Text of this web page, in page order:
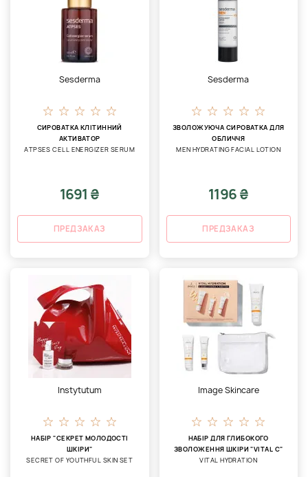
Sesderma
СИРОВАТКА КЛІТИННИЙ
АКТИВАТОР
ATPSES CELL ENERGIZER SERUM
1691 ₴
ПРЕДЗАКАЗ
Sesderma
ЗВОЛОЖУЮЧА СИРОВАТКА ДЛЯ
ОБЛИЧЧЯ
MEN HYDRATING FACIAL LOTION
1196 ₴
ПРЕДЗАКАЗ
Instytutum
НАБІР "СЕКРЕТ МОЛОДОСТІ
ШКІРИ"
SECRET OF YOUTHFUL SKIN SET
Image Skincare
НАБІР ДЛЯ ГЛИБОКОГО
ЗВОЛОЖЕННЯ ШКІРИ "VITAL C"
VITAL HYDRATION